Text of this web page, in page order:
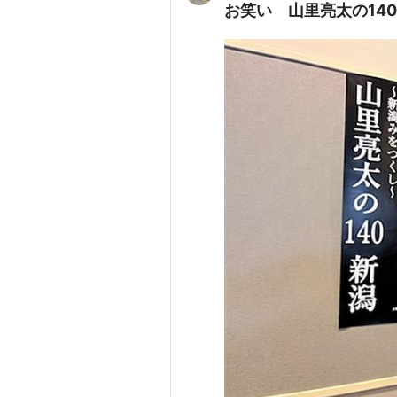
お笑い 山里亮太の